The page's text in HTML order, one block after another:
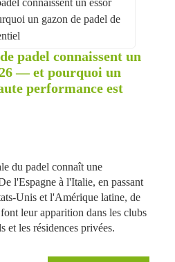
padel connaissent un
— et pourquoi un
performance est
du padel connaît une
l'Espagne à l'Italie, en passant
Unis et l'Amérique latine, de
leur apparition dans les clubs
et les résidences privées.